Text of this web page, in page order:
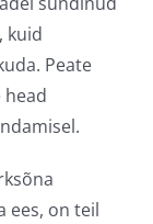
kuid
Peate
ees, on teil